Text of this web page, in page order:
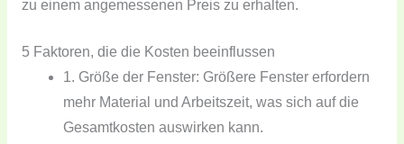
zu einem angemessenen Preis zu erhalten.
5 Faktoren, die die Kosten beeinflussen
1. Größe der Fenster: Größere Fenster erfordern
mehr Material und Arbeitszeit, was sich auf die
Gesamtkosten auswirken kann.